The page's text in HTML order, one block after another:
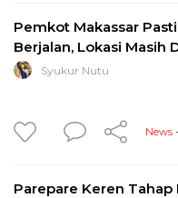
Pemkot Makassar
Berjalan, Lokasi Masih
Syukur Nutu
News
Parepare Keren Tahap